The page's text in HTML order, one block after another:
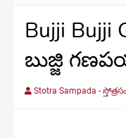
Bujji Bujji
బుజ్జి
Stotra Sampada -